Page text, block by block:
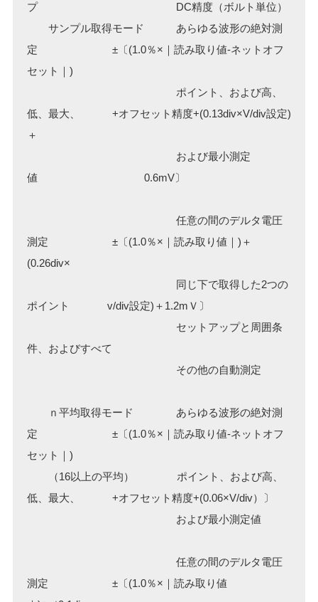
プ DC精度（ボルト単位）
サンプル取得モード あらゆる波形の絶対測
定 ±〔(1.0％×｜読み取り値-ネットオフ
セット｜)
ポイント、および高、
低、最大、 +オフセット精度+(0.13div×V/div設定)
＋
および最小測定
値 0.6mV〕
任意の間のデルタ電圧
測定 ±〔(1.0％×｜読み取り値｜)＋
(0.26div×
同じ下で取得した2つの
ポイント v/div設定)＋1.2mＶ〕
セットアップと周囲条
件、およびすべて
その他の自動測定
ｎ平均取得モード あらゆる波形の絶対測
定 ±〔(1.0％×｜読み取り値-ネットオフ
セット｜)
（16以上の平均） ポイント、および高、
低、最大、 +オフセット精度+(0.06×V/div）〕
および最小測定値
任意の間のデルタ電圧
測定 ±〔(1.0％×｜読み取り値